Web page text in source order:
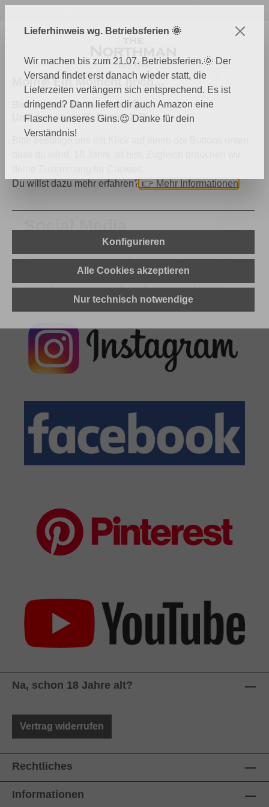
Social Media
Ihr seid interessiert an The Northman, habt noch
Fragen oder wollt einfach mal sehen, was bei uns
Dann besucht uns doch auch im Social Media:
Na, schon 18 Jahre alt?
Vertrag widerrufen
Rechtliches
Informationen
Moin✌️ Ein Moment noch...
Bist du über 18 Jahre alt? 🔞
Und darf es ein Keks sein? 🍪
Du willst dazu mehr erfahren? 👉 Mehr Informationen
Konfigurieren
Alle Cookies akzeptieren
Nur technisch notwendige
Lieferhinweis wg. Betriebsferien 🌞
Wir machen bis zum 21.07. Betriebsferien.🌞 Der
Versand findet erst danach wieder statt, die
Lieferzeiten verlängern sich entsprechend. Es ist
dringend? Dann liefert dir auch Amazon eine
Flasche unseres Gins.😉 Danke für dein
Verständnis!